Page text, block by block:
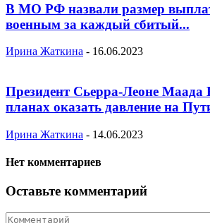
В МО РФ назвали размер
военным за каждый сбитый...
Ирина Жаткина - 16.06.2023
Президент Сьерра-Леоне Маада
планах оказать давление на
Ирина Жаткина - 14.06.2023
Нет комментариев
Оставьте комментарий